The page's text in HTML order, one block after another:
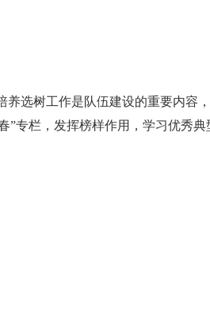
养选树工作是队伍建设的重要内容
”专栏，发挥榜样作用，学习优秀